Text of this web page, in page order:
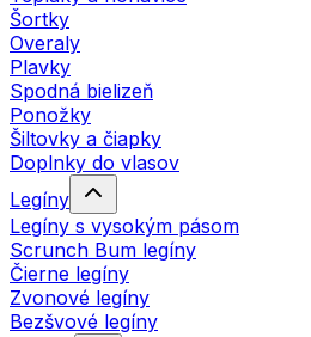
Šortky
Overaly
Plavky
Spodná bielizeň
Ponožky
Šiltovky a čiapky
Doplnky do vlasov
Legíny
Legíny s vysokým pásom
Scrunch Bum legíny
Čierne legíny
Zvonové legíny
Bezšvové legíny